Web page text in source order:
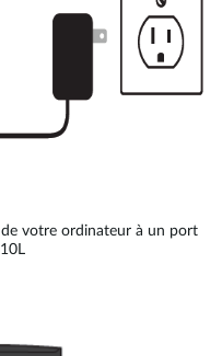
votre ordinateur à un port